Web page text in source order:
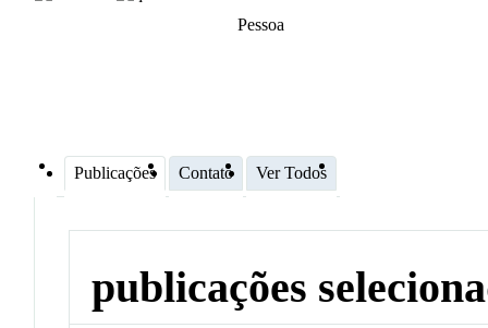
Pessoa
Publicações Contato Ver Todos
publicações